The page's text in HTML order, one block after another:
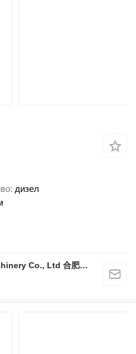
дизел
Hefei Pufan Construction Machinery Co., Ltd 合肥朴凡工程机械有限公司